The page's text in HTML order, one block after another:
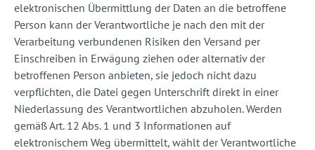
elektronischen Übermittlung der Daten an die betroffene
Person kann der Verantwortliche je nach den mit der
Verarbeitung verbundenen Risiken den Versand per
Einschreiben in Erwägung ziehen oder alternativ der
betroffenen Person anbieten, sie jedoch nicht dazu
verpflichten, die Datei gegen Unterschrift direkt in einer
Niederlassung des Verantwortlichen abzuholen. Werden
gemäß Art. 12 Abs. 1 und 3 Informationen auf
elektronischem Weg übermittelt, wählt der Verantwortliche